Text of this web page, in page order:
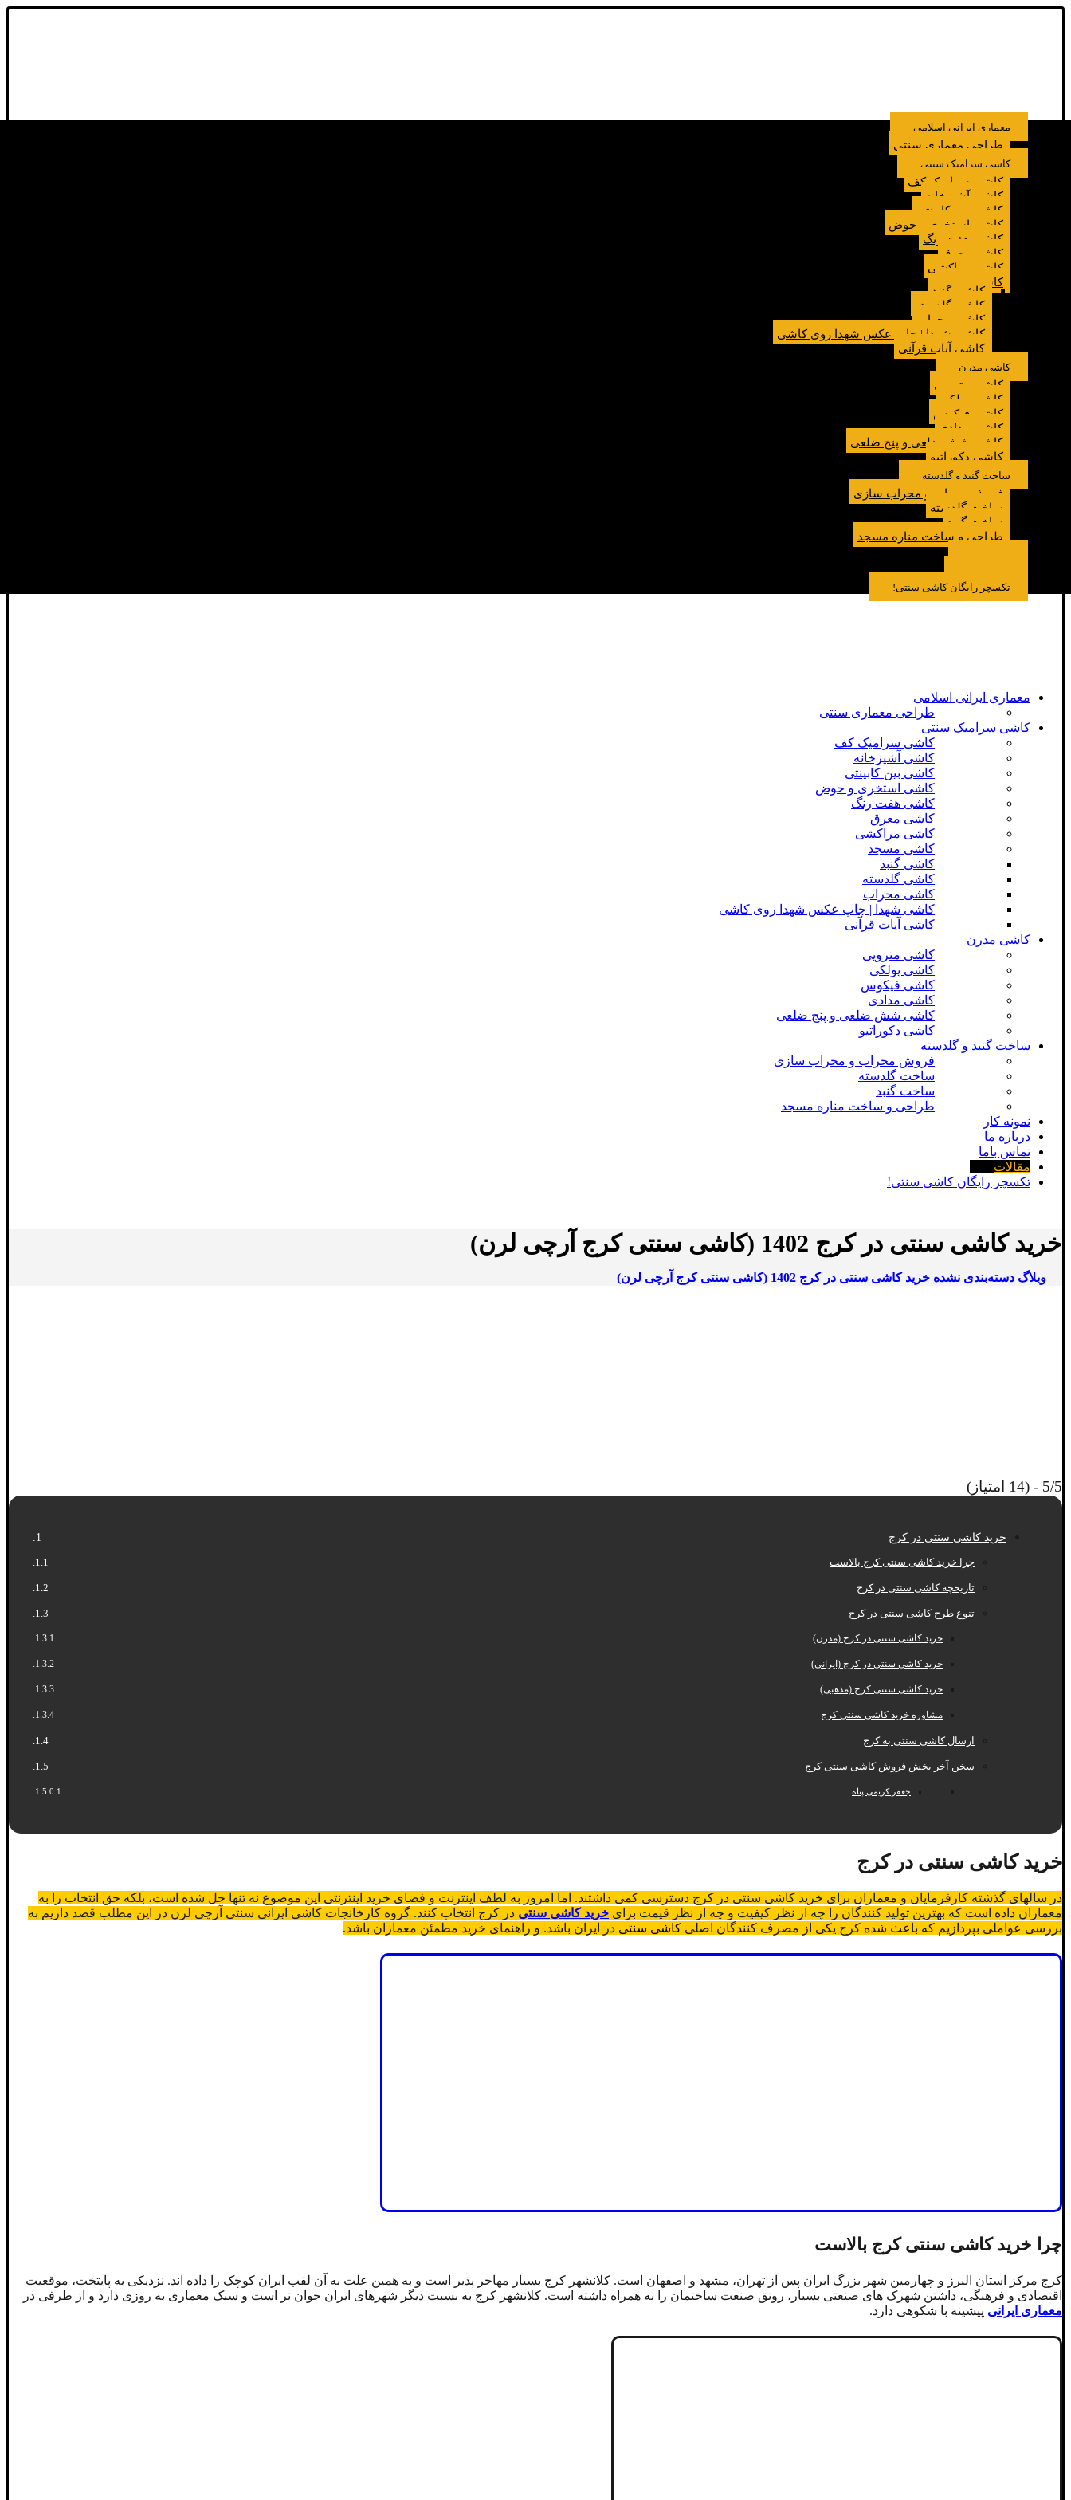
معماری ایرانی اسلامی
طراحی معماری سنتی
کاشی سرامیک سنتی
کاشی سرامیک کف
کاشی آشپزخانه
کاشی بین کابینتی
کاشی استخری و حوض
کاشی هفت رنگ
کاشی معرق
کاشی مراکشی
کاشی مسجد
کاشی گنبد
کاشی گلدسته
کاشی محراب
کاشی شهدا | چاپ عکس شهدا روی کاشی
کاشی آیات قرآنی
کاشی مدرن
کاشی مترویی
کاشی پولکی
کاشی فیکوس
کاشی مدادی
کاشی شش ضلعی و پنج ضلعی
کاشی دکوراتیو
ساخت گنبد و گلدسته
فروش محراب و محراب سازی
ساخت گلدسته
ساخت گنبد
طراحی و ساخت مناره مسجد
تکسچر رایگان کاشی سنتی!
معماری ایرانی اسلامی
طراحی معماری سنتی
کاشی سرامیک سنتی
کاشی سرامیک کف
کاشی آشپزخانه
کاشی بین کابینتی
کاشی استخری و حوض
کاشی هفت رنگ
کاشی معرق
کاشی مراکشی
کاشی مسجد
کاشی گنبد
کاشی گلدسته
کاشی محراب
کاشی شهدا | چاپ عکس شهدا روی کاشی
کاشی آیات قرآنی
کاشی مدرن
کاشی مترویی
کاشی پولکی
کاشی فیکوس
کاشی مدادی
کاشی شش ضلعی و پنج ضلعی
کاشی دکوراتیو
ساخت گنبد و گلدسته
فروش محراب و محراب سازی
ساخت گلدسته
ساخت گنبد
طراحی و ساخت مناره مسجد
نمونه کار
درباره ما
تماس باما
مقالات
تکسچر رایگان کاشی سنتی!
خرید کاشی سنتی در کرج 1402 (کاشی سنتی کرج آرچی لرن)
وبلاگ دسته‌بندی نشده خرید کاشی سنتی در کرج 1402 (کاشی سنتی کرج آرچی لرن)
5/5 - (14 امتیاز)
خرید کاشی سنتی در کرج
چرا خرید کاشی سنتی کرج بالاست
تاریخچه کاشی سنتی در کرج
تنوع طرح کاشی سنتی در کرج
خرید کاشی سنتی در کرج (مدرن)
خرید کاشی سنتی در کرج (ایرانی)
خرید کاشی سنتی کرج (مذهبی)
مشاوره خرید کاشی سنتی کرج
ارسال کاشی سنتی به کرج
سخن آخر بخش فروش کاشی سنتی کرج
جعفر کریمی پناه
خرید کاشی سنتی در کرج
در سالهای گذشته کارفرمایان و معماران برای خرید کاشی سنتی در کرج دسترسی کمی داشتند. اما امروز به لطف اینترنت و فضای خرید اینترنتی این موضوع نه تنها حل شده است، بلکه حق انتخاب را به
معماران داده است که بهترین تولید کنندگان را چه از نظر کیفیت و چه از نظر قیمت برای خرید کاشی سنتی در کرج انتخاب کنند. گروه کارخانجات کاشی ایرانی سنتی آرچی لرن در این مطلب قصد داریم به
بررسی عواملی بپردازیم که باعث شده کرج یکی از مصرف کنندگان اصلی کاشی سنتی در ایران باشد. و راهنمای خرید مطمئن معماران باشد.
چرا خرید کاشی سنتی کرج بالاست
کرج مرکز استان البرز و چهارمین شهر بزرگ ایران پس از تهران، مشهد و اصفهان است. کلانشهر کرج بسیار مهاجر پذیر است و به همین علت به آن لقب ایران کوچک را داده اند. نزدیکی به پایتخت، موقعیت
اقتصادی و فرهنگی، داشتن شهرک های صنعتی بسیار، رونق صنعت ساختمان را به همراه داشته است. کلانشهر کرج به نسبت دیگر شهرهای ایران جوان تر است و سبک معماری به روزی دارد و از طرفی در
معماری ایرانی پیشینه با شکوهی دارد.